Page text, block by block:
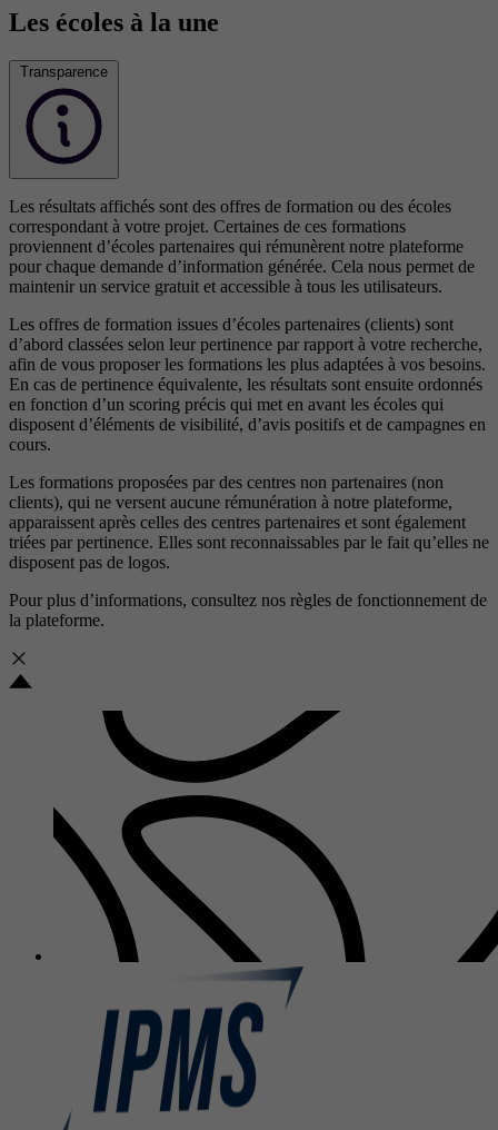
Les écoles à la une
Transparence
Les résultats affichés sont des offres de formation ou des écoles
correspondant à votre projet. Certaines de ces formations
proviennent d’écoles partenaires qui rémunèrent notre plateforme
pour chaque demande d’information générée. Cela nous permet de
maintenir un service gratuit et accessible à tous les utilisateurs.
Les offres de formation issues d’écoles partenaires (clients) sont
d’abord classées selon leur pertinence par rapport à votre recherche,
afin de vous proposer les formations les plus adaptées à vos besoins.
En cas de pertinence équivalente, les résultats sont ensuite ordonnés
en fonction d’un scoring précis qui met en avant les écoles qui
disposent d’éléments de visibilité, d’avis positifs et de campagnes en
cours.
Les formations proposées par des centres non partenaires (non
clients), qui ne versent aucune rémunération à notre plateforme,
apparaissent après celles des centres partenaires et sont également
triées par pertinence. Elles sont reconnaissables par le fait qu’elles ne
disposent pas de logos.
Pour plus d’informations, consultez nos règles de fonctionnement de
la plateforme.